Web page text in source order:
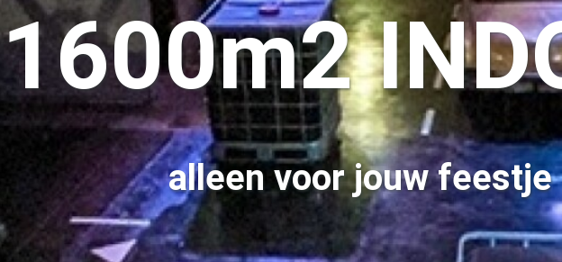
1600m2
alleen voor jouw feestje